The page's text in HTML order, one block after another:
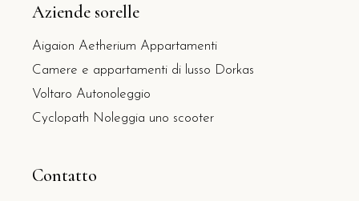
Aziende sorelle
Aigaion Aetherium Appartamenti
Camere e appartamenti di lusso Dorkas
Voltaro Autonoleggio
Cyclopath Noleggia uno scooter
Contatto